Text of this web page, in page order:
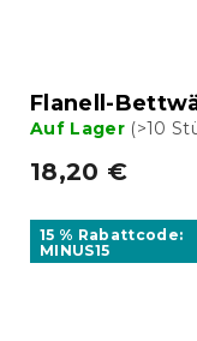
Flanell-
Auf Lager (>10
18,20 €
15 % Rabattcode:
MINUS15